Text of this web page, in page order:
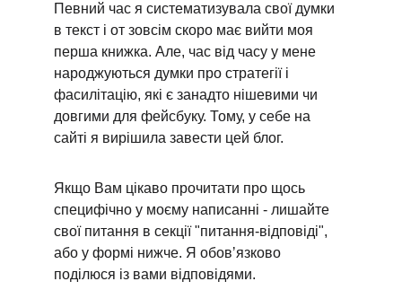
Певний час я систематизувала свої думки
в текст і от зовсім скоро має вийти моя
перша книжка. Але, час від часу у мене
народжуються думки про стратегії і
фасилітацію, які є занадто нішевими чи
довгими для фейсбуку. Тому, у себе на
сайті я вирішила завести цей блог.
Якщо Вам цікаво прочитати про щось
специфічно у моєму написанні - лишайте
свої питання в секції "питання-відповіді",
або у формі нижче. Я обовʼязково
поділюся із вами відповідями.